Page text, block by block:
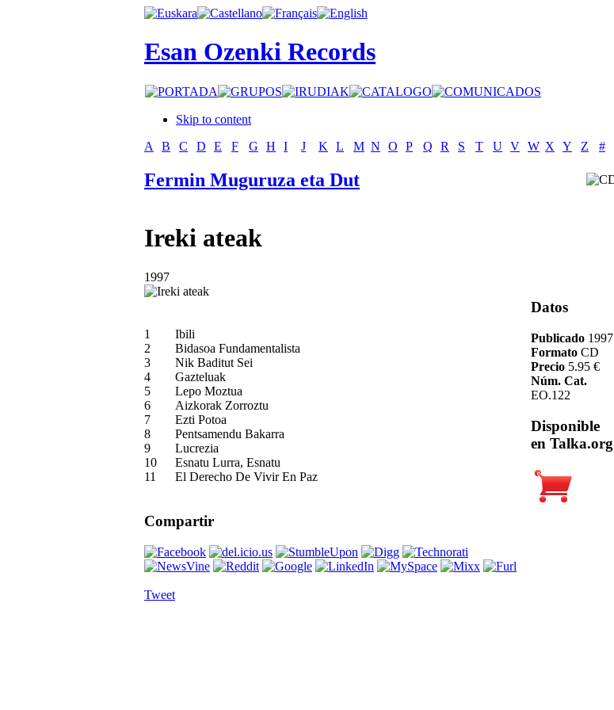
Esan Ozenki Records
Skip to content
A
B C D E F G H I J K L M N O P Q R S T U V W X Y Z #
Fermin Muguruza eta Dut
Ireki ateak
1997
1
Ibili
2
Bidasoa Fundamentalista
3
Nik Baditut Sei
4
Gazteluak
5
Lepo Moztua
6
Aizkorak Zorroztu
7
Ezti Potoa
8
Pentsamendu Bakarra
9
Lucrezia
10
Esnatu Lurra, Esnatu
11
El Derecho De Vivir En Paz
Compartir
Tweet
Datos
Publicado 1997
Formato CD
Precio 5.95 €
Núm. Cat.
EO.122
Disponible
en Talka.org